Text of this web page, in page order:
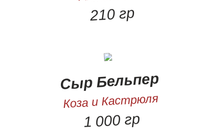
210 гр
Сыр Бельпер
Коза и Кастрюля
1 000 гр